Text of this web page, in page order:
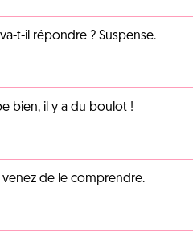
t-il répondre ? Suspense.
bien, il y a du boulot !
de le comprendre.